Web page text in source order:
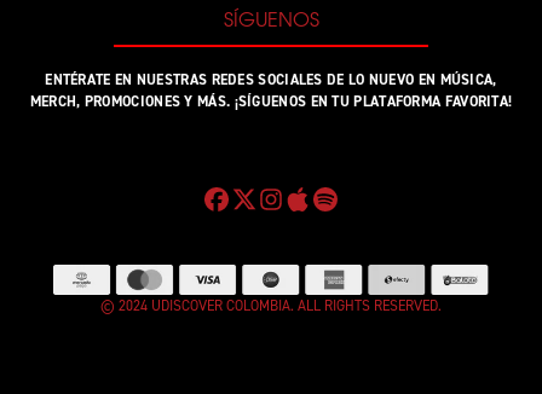
SÍGUENOS
ENTÉRATE EN NUESTRAS REDES SOCIALES DE LO NUEVO EN MÚSICA,
MERCH, PROMOCIONES Y MÁS. ¡SÍGUENOS EN TU PLATAFORMA FAVORITA!
© 2024 UDISCOVER COLOMBIA. ALL RIGHTS RESERVED.